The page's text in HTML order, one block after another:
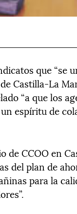
que “se
Castilla-La
“a que los
espíritu de
de CCOO en
del plan de
para la